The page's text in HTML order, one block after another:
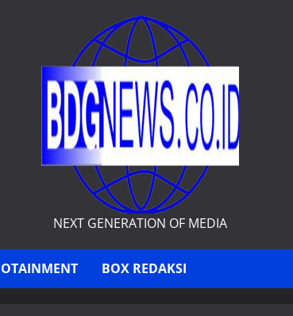
NEXT GENERATION OF MEDIA
BOX REDAKSI